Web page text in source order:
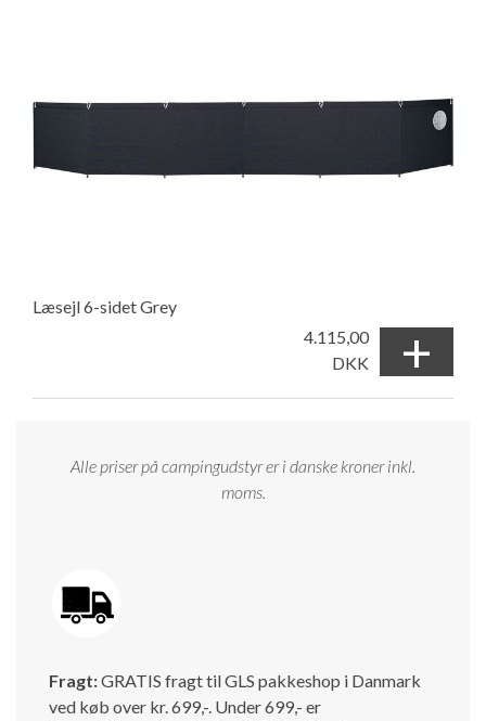
Læsejl 6-sidet Grey
4.115,00
DKK
+
Alle priser på campingudstyr er i danske kroner inkl.
moms.
Fragt:GRATIS fragt til GLS pakkeshop i Danmark
ved køb over kr. 699,-. Under 699,- er